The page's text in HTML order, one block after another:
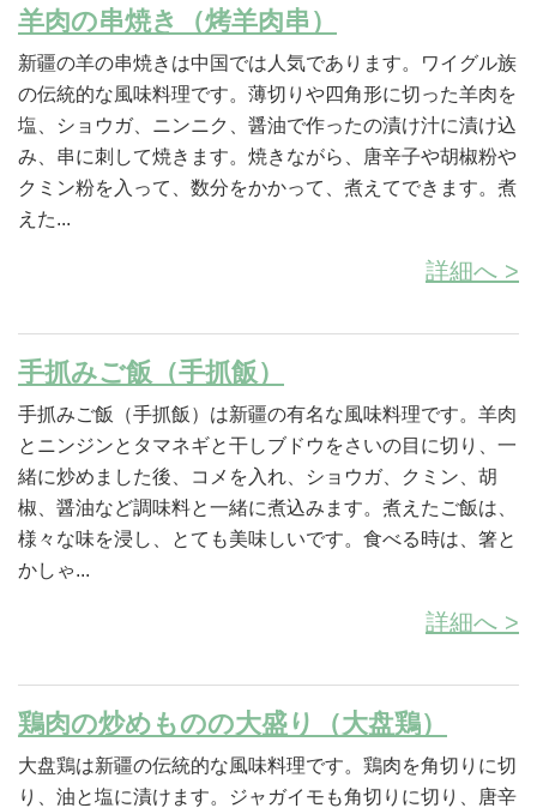
羊肉の串焼き（烤羊肉串）
新疆の羊の串焼きは中国では人気であります。ワイグル族
の伝統的な風味料理です。薄切りや四角形に切った羊肉を
塩、ショウガ、ニンニク、醤油で作ったの漬け汁に漬け込
み、串に刺して焼きます。焼きながら、唐辛子や胡椒粉や
クミン粉を入って、数分をかかって、煮えてできます。煮
えた...
詳細へ >
手抓みご飯（手抓飯）
手抓みご飯（手抓飯）は新疆の有名な風味料理です。羊肉
とニンジンとタマネギと干しブドウをさいの目に切り、一
緒に炒めました後、コメを入れ、ショウガ、クミン、胡
椒、醤油など調味料と一緒に煮込みます。煮えたご飯は、
様々な味を浸し、とても美味しいです。食べる時は、箸と
かしゃ...
詳細へ >
鶏肉の炒めものの大盛り（大盘鶏）
大盘鶏は新疆の伝統的な風味料理です。鶏肉を角切りに切
り、油と塩に漬けます。ジャガイモも角切りに切り、唐辛